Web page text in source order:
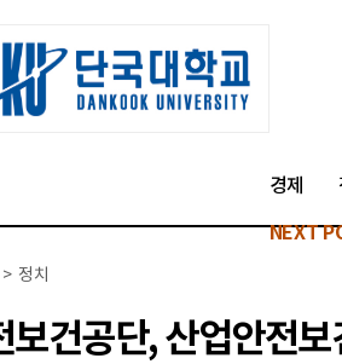
경제
NEXT
정치
보건공단, 산업안전